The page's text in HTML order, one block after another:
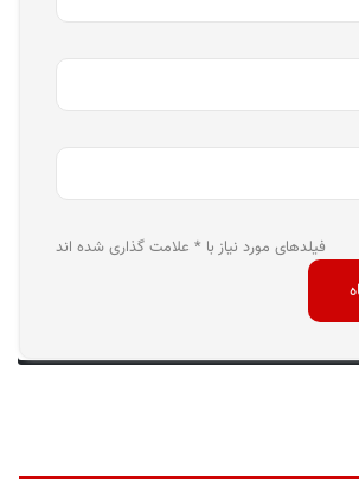
فیلدهای مورد نیاز با * علامت گذاری شده اند